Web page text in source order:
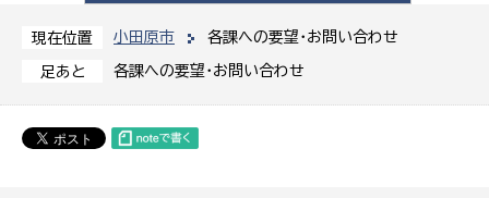
現在位置 小田原市 各課への要望・お問い合わせ
足あと 各課への要望・お問い合わせ